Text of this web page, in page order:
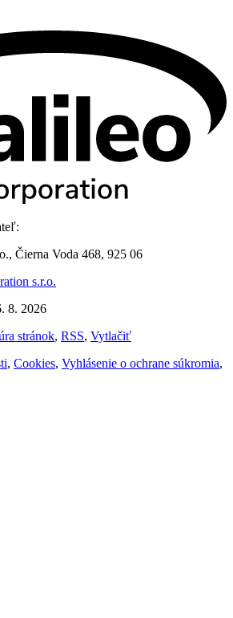
Čierna Voda 468, 925 06
s.r.o.
8. 2026
stránok, RSS, Vytlačiť
, Cookies, Vyhlásenie o ochrane súkromia,